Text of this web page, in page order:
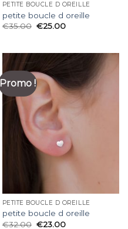
PETITE BOUCLE D OREILLE
petite boucle d oreille
€35.00 €25.00
Promo !
PETITE BOUCLE D OREILLE
petite boucle d oreille
€32.00 €23.00